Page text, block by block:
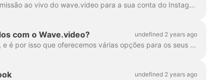
É surpreendentemente fácil transmitir do estúdio de transmissão ao vivo do wave.video para a sua conta do Instagram. Todas as funcionalidades do estúdio estarão disponíveis para si durante ...
com o Wave.video? undefined 2 years ago
O Wave.video apoia fortemente a ideia de multistreaming, e é por isso que oferecemos várias opções para os seus destinos de transmissão. A partir de hoje, oferecemos ...
undefined 2 years ago